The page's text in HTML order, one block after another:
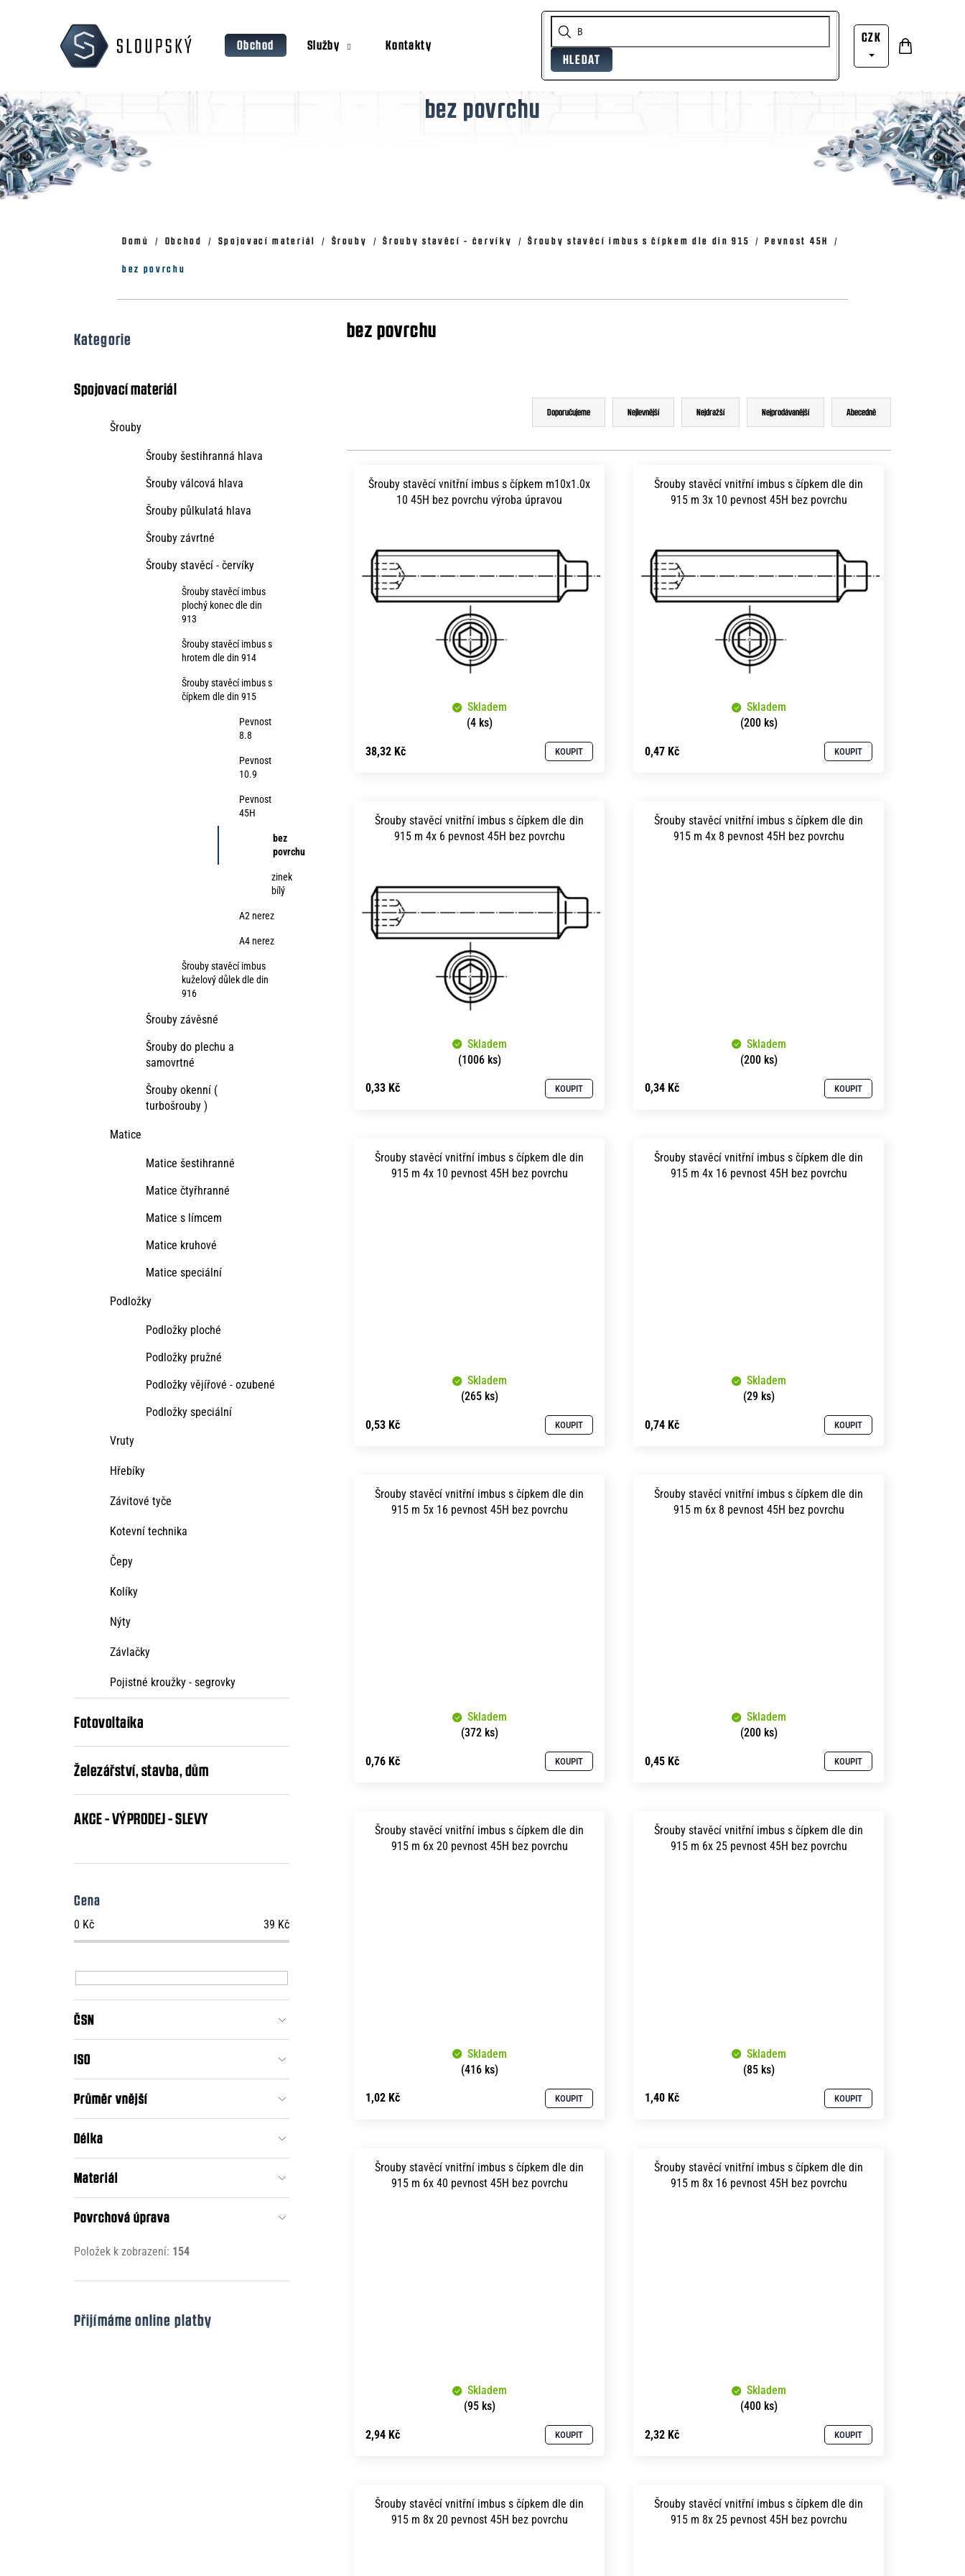
Obchod Služby
Kontakty
HLEDAT
CZK
Přihlášení
Nákupní
košík
bez povrchu
Domů Obchod Spojovací materiál Šrouby Šrouby stavěcí - červíky Šrouby stavěcí imbus s čípkem dle din 915 Pevnost 45H
bez povrchu
Přeskočit
Kategorie
Spojovací materiál
Šrouby
Šrouby šestihranná hlava
Šrouby válcová hlava
Šrouby půlkulatá hlava
Šrouby závrtné
Šrouby stavěcí - červíky
Šrouby stavěcí imbus
plochý konec dle din
913
Šrouby stavěcí imbus s
hrotem dle din 914
Šrouby stavěcí imbus s
čípkem dle din 915
Pevnost
8.8
Pevnost
10.9
Pevnost
45H
bez
povrchu
zinek
bílý
A2 nerez
A4 nerez
Šrouby stavěcí imbus
kuželový důlek dle din
916
Šrouby závěsné
Šrouby do plechu a
samovrtné
Šrouby okenní (
turbošrouby )
Matice
Matice šestihranné
Matice čtyřhranné
Matice s límcem
Matice kruhové
Matice speciální
Podložky
Podložky ploché
Podložky pružné
Podložky vějířové - ozubené
Podložky speciální
Vruty
Hřebíky
Závitové tyče
Kotevní technika
Čepy
Kolíky
Nýty
Závlačky
Pojistné kroužky - segrovky
Fotovoltaika
Železářství, stavba, dům
AKCE - VÝPRODEJ - SLEVY
Cena
0 Kč 39 Kč
ČSN
ISO
Průměr vnější
Délka
Materiál
Povrchová úprava
Položek k zobrazení: 154
Přijímáme online platby
bez povrchu
Ř
a
z
e
n
p
r
o
Doporučujeme Nejlevnější Nejdražší Nejprodávanější Abecedně
Šrouby stavěcí vnitřní imbus s čípkem m10x1.0x
10 45H bez povrchu výroba úpravou
Skladem
(4 ks)
38,32 Kč KOUPIT
Šrouby stavěcí vnitřní imbus s čípkem dle din
915 m 3x 10 pevnost 45H bez povrchu
Skladem
(200 ks)
0,47 Kč KOUPIT
Šrouby stavěcí vnitřní imbus s čípkem dle din
915 m 4x 6 pevnost 45H bez povrchu
Skladem
(1006 ks)
0,33 Kč KOUPIT
Šrouby stavěcí vnitřní imbus s čípkem dle din
915 m 4x 8 pevnost 45H bez povrchu
Skladem
(200 ks)
0,34 Kč KOUPIT
Šrouby stavěcí vnitřní imbus s čípkem dle din
915 m 4x 10 pevnost 45H bez povrchu
Skladem
(265 ks)
0,53 Kč KOUPIT
Šrouby stavěcí vnitřní imbus s čípkem dle din
915 m 4x 16 pevnost 45H bez povrchu
Skladem
(29 ks)
0,74 Kč KOUPIT
Šrouby stavěcí vnitřní imbus s čípkem dle din
915 m 5x 16 pevnost 45H bez povrchu
Skladem
(372 ks)
0,76 Kč KOUPIT
Šrouby stavěcí vnitřní imbus s čípkem dle din
915 m 6x 8 pevnost 45H bez povrchu
Skladem
(200 ks)
0,45 Kč KOUPIT
Šrouby stavěcí vnitřní imbus s čípkem dle din
915 m 6x 20 pevnost 45H bez povrchu
Skladem
(416 ks)
1,02 Kč KOUPIT
Šrouby stavěcí vnitřní imbus s čípkem dle din
915 m 6x 25 pevnost 45H bez povrchu
Skladem
(85 ks)
1,40 Kč KOUPIT
Šrouby stavěcí vnitřní imbus s čípkem dle din
915 m 6x 40 pevnost 45H bez povrchu
Skladem
(95 ks)
2,94 Kč KOUPIT
Šrouby stavěcí vnitřní imbus s čípkem dle din
915 m 8x 16 pevnost 45H bez povrchu
Skladem
(400 ks)
2,32 Kč KOUPIT
Šrouby stavěcí vnitřní imbus s čípkem dle din
915 m 8x 20 pevnost 45H bez povrchu
Šrouby stavěcí vnitřní imbus s čípkem dle din
915 m 8x 25 pevnost 45H bez povrchu
í
k
Zpět
Zpět
Doporučujeme